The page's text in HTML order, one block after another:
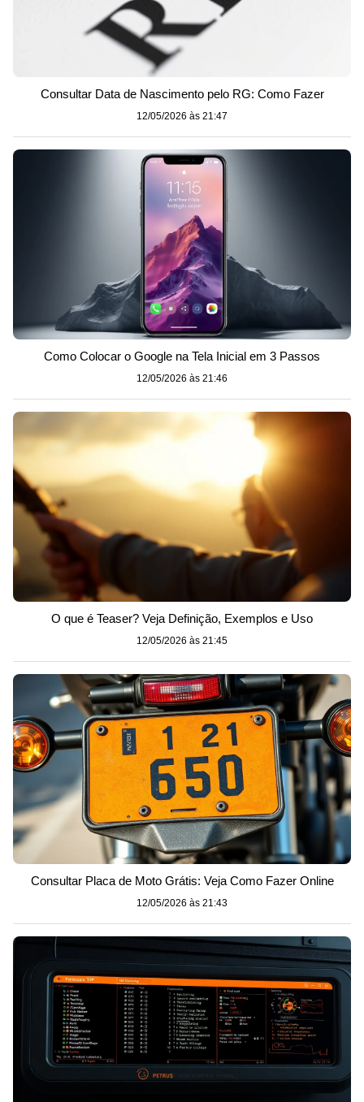
Consultar Data de Nascimento pelo RG: Como Fazer
12/05/2026 às 21:47
Como Colocar o Google na Tela Inicial em 3 Passos
12/05/2026 às 21:46
O que é Teaser? Veja Definição, Exemplos e Uso
12/05/2026 às 21:45
Consultar Placa de Moto Grátis: Veja Como Fazer Online
12/05/2026 às 21:43